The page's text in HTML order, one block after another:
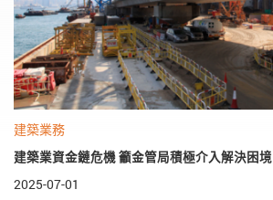
建築業務
建築業資金鏈危機 籲金管局積極介入解決困境
2025-07-01